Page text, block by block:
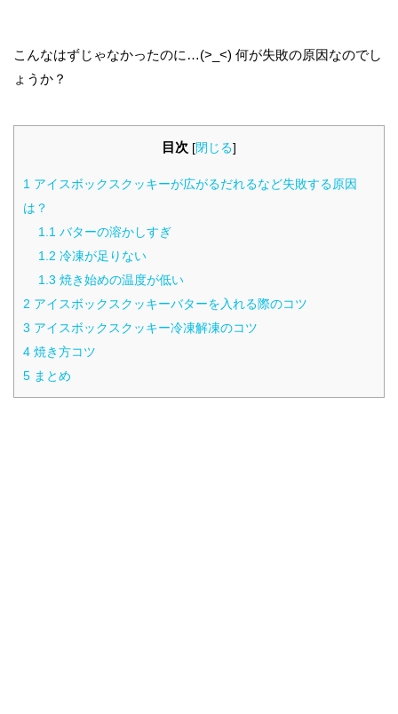
こんなはずじゃなかったのに…(>_<) 何が失敗の原因なのでし
ょうか？
目次 [閉じる]
1 アイスボックスクッキーが広がるだれるなど失敗する原因
は？
1.1バターの溶かしすぎ
1.2 冷凍が足りない
1.3 焼き始めの温度が低い
2 アイスボックスクッキーバターを入れる際のコツ
3 アイスボックスクッキー冷凍解凍のコツ
4 焼き方コツ
5 まとめ